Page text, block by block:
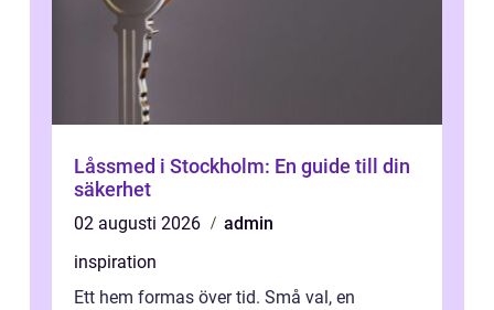
Låssmed i Stockholm: En guide till din
säkerhet
02 augusti 2026
admin
inspiration
Ett hem formas över tid. Små val, en